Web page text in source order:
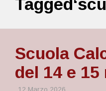
Scuola
del 14 e 15